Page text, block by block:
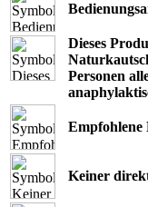
Dieses
Personen
Empfohlene
Keiner